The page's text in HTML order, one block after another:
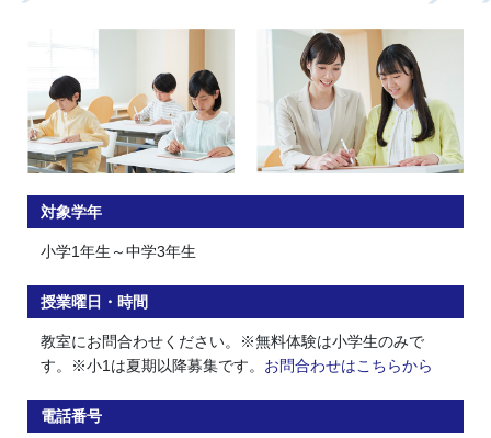
対象学年
小学1年生～中学3年生
授業曜日・時間
教室にお問合わせください。※無料体験は小学生のみで
す。※小1は夏期以降募集です。 お問合わせはこちらから
電話番号